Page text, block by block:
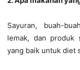
Sayuran, buah-
lemak, dan produk
yang baik untuk diet